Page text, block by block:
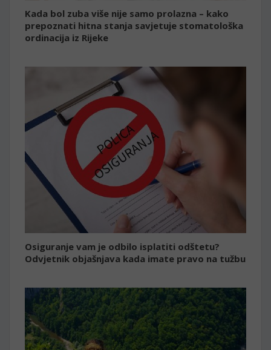
Kada bol zuba više nije samo prolazna – kako
prepoznati hitna stanja savjetuje stomatološka
ordinacija iz Rijeke
Osiguranje vam je odbilo isplatiti odštetu?
Odvjetnik objašnjava kada imate pravo na tužbu